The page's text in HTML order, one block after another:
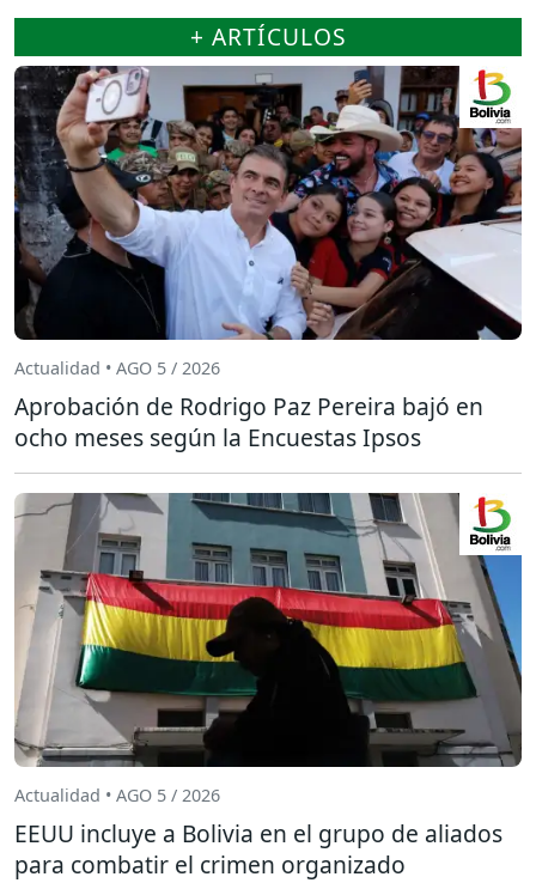
+ ARTÍCULOS
Actualidad • AGO 5 / 2026
Aprobación de Rodrigo Paz Pereira bajó en
ocho meses según la Encuestas Ipsos
Actualidad • AGO 5 / 2026
EEUU incluye a Bolivia en el grupo de aliados
para combatir el crimen organizado